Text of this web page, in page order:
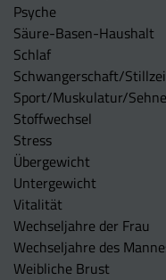
Psyche
Säure-Basen-Haushalt
Schlaf
Schwangerschaft/
Sport/Muskulatur/
Stoffwechsel
Stress
Übergewicht
Untergewicht
Vitalität
Wechseljahre der Frau
Wechseljahre des
Weibliche Brust